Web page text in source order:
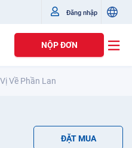
Đăng nhập
NỘP ĐƠN
Về Phần Lan
ĐẶT MUA